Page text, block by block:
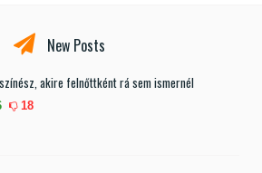
New Posts
akire felnőttként rá sem ismernél
18